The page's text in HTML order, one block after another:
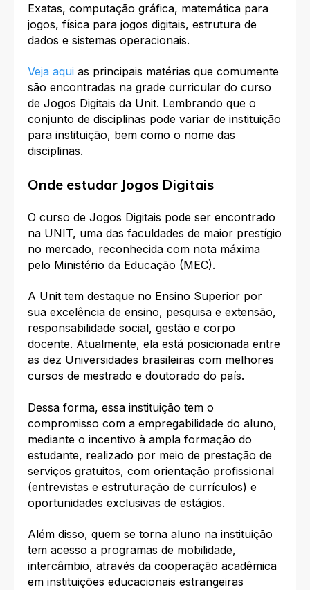
Exatas, computação gráfica, matemática para
jogos, física para jogos digitais, estrutura de
dados e sistemas operacionais.
Veja aqui as principais matérias que comumente
são encontradas na grade curricular do curso
de Jogos Digitais da Unit. Lembrando que o
conjunto de disciplinas pode variar de instituição
para instituição, bem como o nome das
disciplinas.
Onde estudar Jogos Digitais
O curso de Jogos Digitais pode ser encontrado
na UNIT, uma das faculdades de maior prestígio
no mercado, reconhecida com nota máxima
pelo Ministério da Educação (MEC).
A Unit tem destaque no Ensino Superior por
sua excelência de ensino, pesquisa e extensão,
responsabilidade social, gestão e corpo
docente. Atualmente, ela está posicionada entre
as dez Universidades brasileiras com melhores
cursos de mestrado e doutorado do país.
Dessa forma, essa instituição tem o
compromisso com a empregabilidade do aluno,
mediante o incentivo à ampla formação do
estudante, realizado por meio de prestação de
serviços gratuitos, com orientação profissional
(entrevistas e estruturação de currículos) e
oportunidades exclusivas de estágios.
Além disso, quem se torna aluno na instituição
tem acesso a programas de mobilidade,
intercâmbio, através da cooperação acadêmica
em instituições educacionais estrangeiras